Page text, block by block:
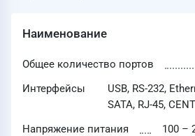
Наименование
Общее количество портов
Интерфейсы
USB, RS-232,
SATA, RJ-45,
Напряжение питания
100 –